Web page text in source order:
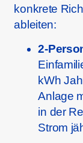
konkrete
ableiten:
2-
kWh
Anlage
in der
Strom